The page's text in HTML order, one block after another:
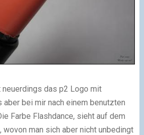
das p2 Logo mit
bei mir nach einem benutzten
Farbe Flashdance, sieht auf dem
wovon man sich aber nicht unbedingt